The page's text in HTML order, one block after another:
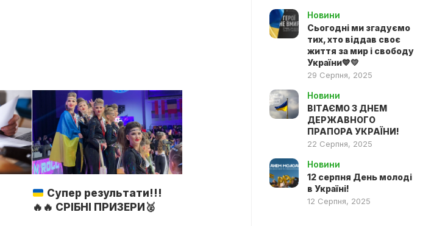
Супер результати!!!
🔥 🔥 СРІБНІ ПРИЗЕРИ 🥈
Новини
Сьогодні ми згадуємо
тих, хто віддав своє
життя за мир і свободу
України💙💛
29 Серпня, 2025
Новини
ВІТАЄМО З ДНЕМ
ДЕРЖАВНОГО
ПРАПОРА УКРАЇНИ!
22 Серпня, 2025
Новини
12 серпня День молоді
в Україні!
12 Серпня, 2025